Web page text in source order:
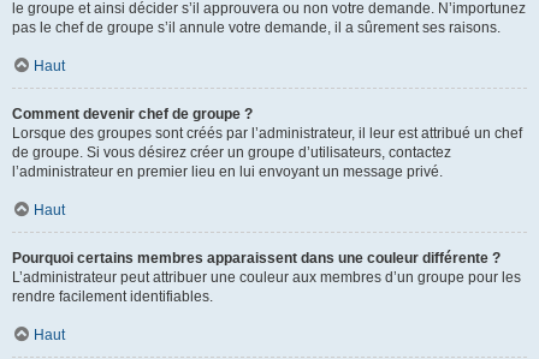
le groupe et ainsi décider s’il approuvera ou non votre demande. N’importunez
pas le chef de groupe s’il annule votre demande, il a sûrement ses raisons.
Haut
Comment devenir chef de groupe ?
Lorsque des groupes sont créés par l’administrateur, il leur est attribué un chef
de groupe. Si vous désirez créer un groupe d’utilisateurs, contactez
l’administrateur en premier lieu en lui envoyant un message privé.
Haut
Pourquoi certains membres apparaissent dans une couleur différente ?
L’administrateur peut attribuer une couleur aux membres d’un groupe pour les
rendre facilement identifiables.
Haut